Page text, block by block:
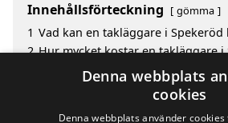
Innehållsförteckning gömma
1 Vad kan en takläggare i
2 Hur mycket kostar en takläggare i
Fördelar med att välja takläggare i
Sök efter en skicklig takläggare i
Denna webbplats
cookies
Denna webbplats använder